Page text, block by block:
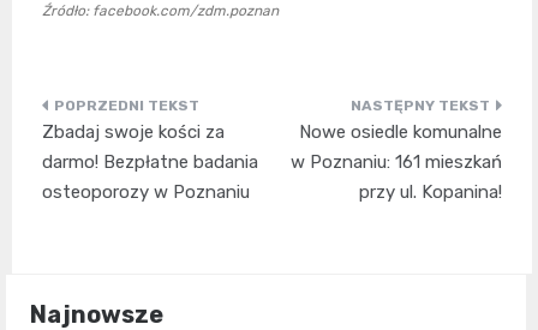
Źródło: facebook.com/zdm.poznan
Nawigacja
wpisu
Zbadaj swoje kości za
darmo! Bezpłatne badania
osteoporozy w Poznaniu
Nowe osiedle komunalne
w Poznaniu: 161 mieszkań
przy ul. Kopanina!
Najnowsze